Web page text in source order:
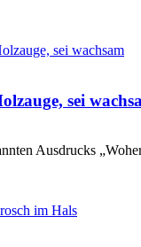
sei
Ausdrucks